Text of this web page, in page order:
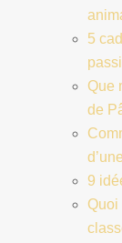
5
Que
de
9
Quoi